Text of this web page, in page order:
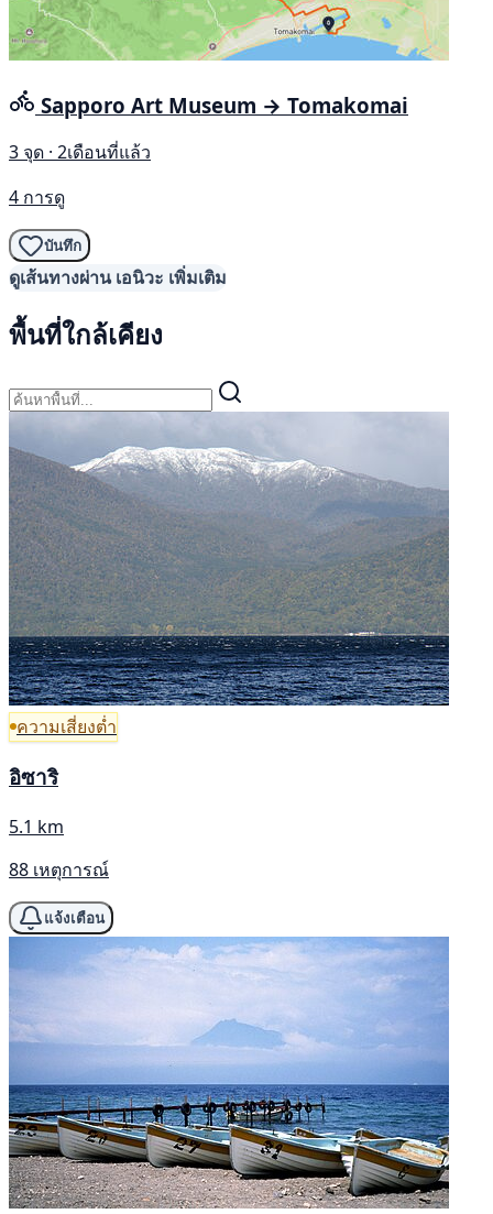
Sapporo Art Museum → Tomakomai
3 จุด · 2เดือนที่แล้ว
4 การดู
บันทึก
ดูเส้นทางผ่าน เอนิวะ เพิ่มเติม
พื้นที่ใกล้เคียง
ความเสี่ยงต่ำ
อิซาริ
5.1 km
88 เหตุการณ์
แจ้งเตือน